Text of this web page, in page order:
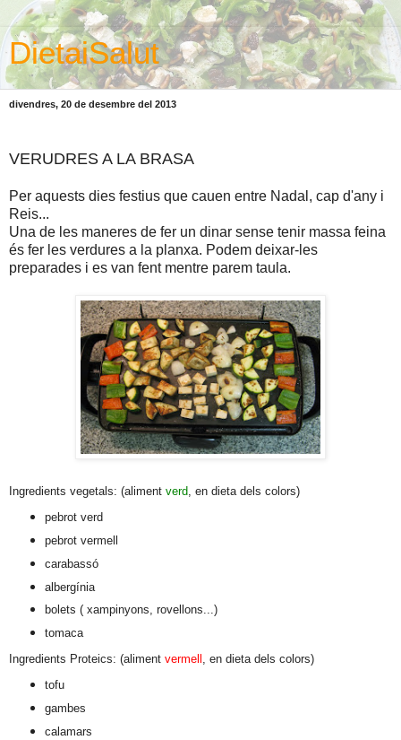
DietaiSalut
divendres, 20 de desembre del 2013
VERUDRES A LA BRASA
Per aquests dies festius que cauen entre Nadal, cap d'any i
Reis...
Una de les maneres de fer un dinar sense tenir massa feina
és fer les verdures a la planxa. Podem deixar-les
preparades i es van fent mentre parem taula.
Ingredients vegetals: (aliment verd , en dieta dels colors)
pebrot verd
pebrot vermell
carabassó
albergínia
bolets ( xampinyons, rovellons...)
tomaca
Ingredients Proteics: (aliment vermell , en dieta dels colors)
tofu
gambes
calamars